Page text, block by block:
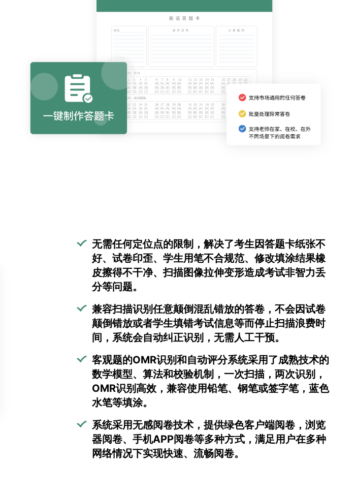
无需任何定位点的限制，解决了考生因答题卡纸张不
好、试卷印歪、学生用笔不合规范、修改填涂结果橡
皮擦得不干净、扫描图像拉伸变形造成考试非智力丢
分等问题。
兼容扫描识别任意颠倒混乱错放的答卷，不会因试卷
颠倒错放或者学生填错考试信息等而停止扫描浪费时
间，系统会自动纠正识别，无需人工干预。
客观题的OMR识别和自动评分系统采用了成熟技术的
数学模型、算法和校验机制，一次扫描，两次识别，
OMR识别高效，兼容使用铅笔、钢笔或签字笔，蓝色
水笔等填涂。
系统采用无感阅卷技术，提供绿色客户端阅卷，浏览
器阅卷、手机APP阅卷等多种方式，满足用户在多种
网络情况下实现快速、流畅阅卷。